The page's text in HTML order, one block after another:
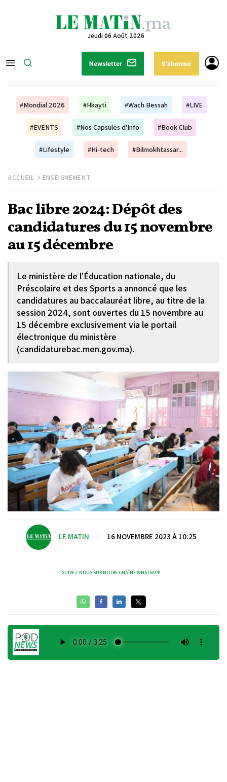
Jeudi 06 Août 2026
Newsletter S'abonner
#Mondial 2026 #Hkayti #Wach Bessah #LIVE
#EVENTS #Nos Capsules d'Info #Book Club
#Lifestyle #Hi-tech #Bilmokhtassar...
ACCUEIL ENSEIGNEMENT
Bac libre 2024: Dépôt des
candidatures du 15 novembre
au 15 décembre
Le ministère de l'Éducation nationale, du
Préscolaire et des Sports a annoncé que les
candidatures au baccalauréat libre, au titre de la
session 2024, sont ouvertes du 15 novembre au
15 décembre exclusivement via le portail
électronique du ministère
(candidaturebac.men.gov.ma).
LE MATIN 16 NOVEMBRE 2023 À 10:25
SUIVEZ-NOUS SUR NOTRE CHAÎNE WHATSAPP